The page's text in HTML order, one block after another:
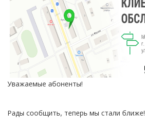
Уважаемые абоненты!
Рады сообщить, теперь мы стали ближе!